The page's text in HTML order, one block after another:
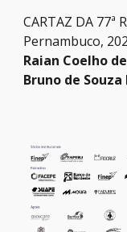
CARTAZ DA 77ª
Pernambuco,
Raian Coelho
Bruno de Souza